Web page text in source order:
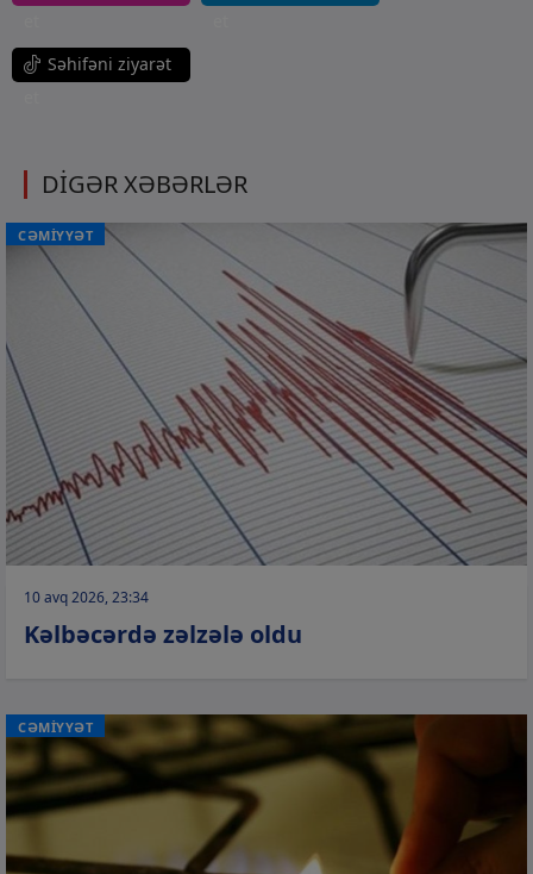
Səhifəni ziyarət
DİGƏR XƏBƏRLƏR
CƏMİYYƏT
10 avq 2026, 23:34
Kəlbəcərdə zəlzələ oldu
CƏMİYYƏT